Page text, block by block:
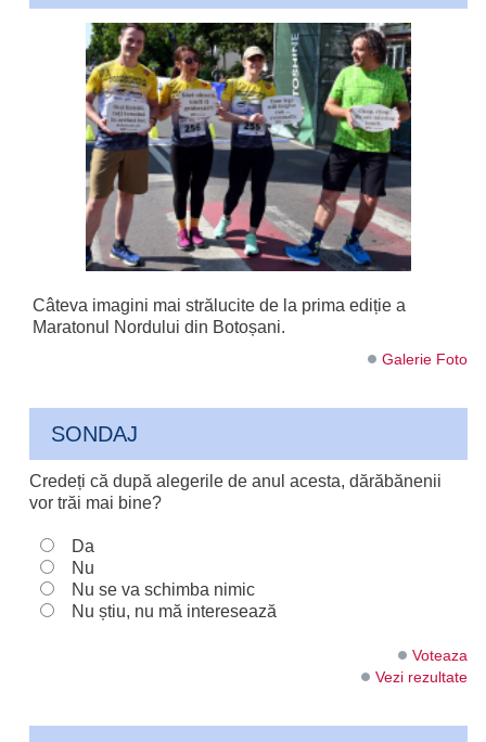
Câteva imagini mai strălucite de la prima ediție a
Maratonul Nordului din Botoșani.
Galerie Foto
SONDAJ
Credeți că după alegerile de anul acesta, dărăbănenii
vor trăi mai bine?
Da
Nu
Nu se va schimba nimic
Nu știu, nu mă interesează
Voteaza
Vezi rezultate